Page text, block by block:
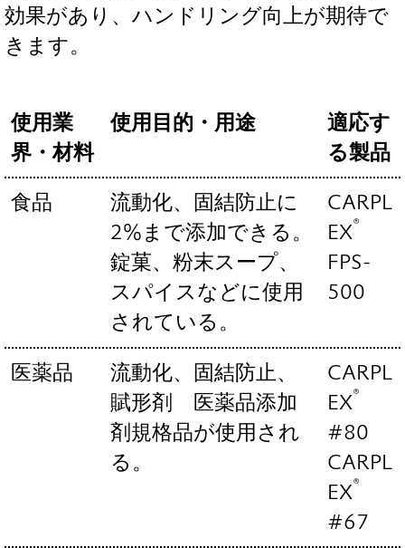
効果があり、ハンドリング向上が期待で
きます。
使用業
界・材料
使用目的・用途
適応す
る製品
食品
流動化、固結防止に
2%まで添加できる。
錠菓、粉末スープ、
スパイスなどに使用
されている。
CARPL
EX®
FPS-
500
医薬品
流動化、固結防止、
賦形剤 医薬品添加
剤規格品が使用され
る。
CARPL
EX®
#80
CARPL
EX®
#67